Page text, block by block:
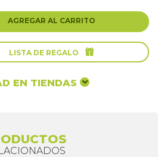
AGREGAR AL CARRITO
LISTA DE REGALO 
EN TIENDAS